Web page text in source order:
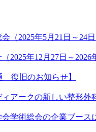
2025年5月21日～24日
2025年12月27日～2026
復旧のお知らせ】
ィアークの新しい整形
学術総会の企業ブース